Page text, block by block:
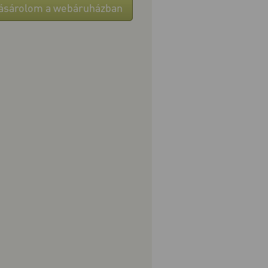
a webáruházban